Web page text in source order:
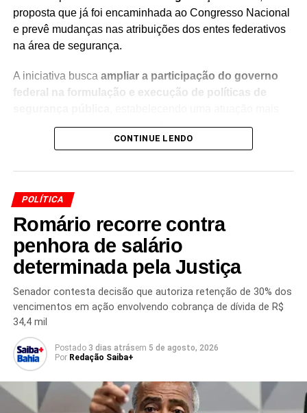
proposta que já foi encaminhada ao Congresso Nacional
e prevê mudanças nas atribuições dos entes federativos
na área de segurança.
A iniciativa busca ampliar a participação do governo
federal na formulação e execução de políticas de
coordenada entre União, estados e municípios.
coordenação da execução das políticas nacionais de
Segurança Pública (Susp)
A proposta apresentada por Lula prevê, portanto, uma
mudança na estrutura federal responsável pela área, com
o objetivo de fortalecer a articulação das políticas de
PEC da Segurança Pública
está inserida em um
entre os diferentes níveis de governo e o papel da União
no enfrentamento da criminalidade.
Caso a proposta avance, a criação do Ministério da
Segurança dependerá da tramitação e aprovação das
CONTINUE LENDO
POLÍTICA
Romário recorre contra
penhora de salário
determinada pela Justiça
Senador contesta decisão que autoriza retenção de 30% dos
vencimentos em ação envolvendo cobrança de dívida de R$
34,4 mil
Postado 3 dias atrásem 5 de agosto, 2026
Por Redação Saiba+